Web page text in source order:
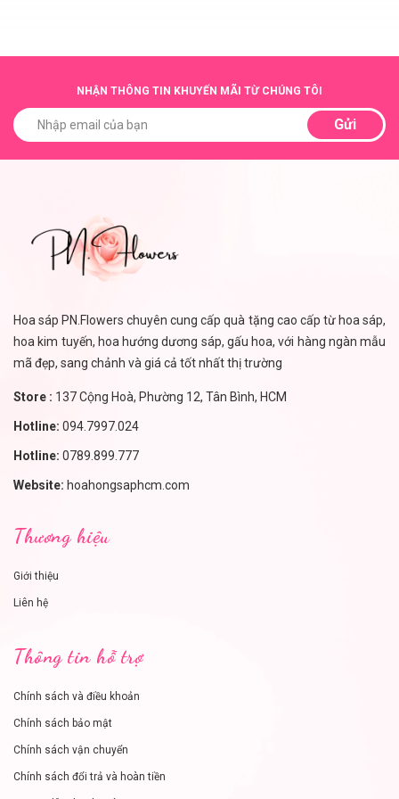
NHẬN THÔNG TIN KHUYẾN MÃI TỪ CHÚNG TÔI
Gửi
Hoa sáp PN.Flowers chuyên cung cấp quà tặng cao cấp từ hoa sáp,
hoa kim tuyến, hoa hướng dương sáp, gấu hoa, với hàng ngàn mẫu
mã đẹp, sang chảnh và giá cả tốt nhất thị trường
Store : 137 Cộng Hoà, Phường 12, Tân Bình, HCM
Hotline: 094.7997.024
Hotline: 0789.899.777
Website: hoahongsaphcm.com
Thương hiệu
Giới thiệu
Liên hệ
Thông tin hỗ trợ
Chính sách và điều khoản
Chính sách bảo mật
Chính sách vận chuyển
Chính sách đổi trả và hoàn tiền